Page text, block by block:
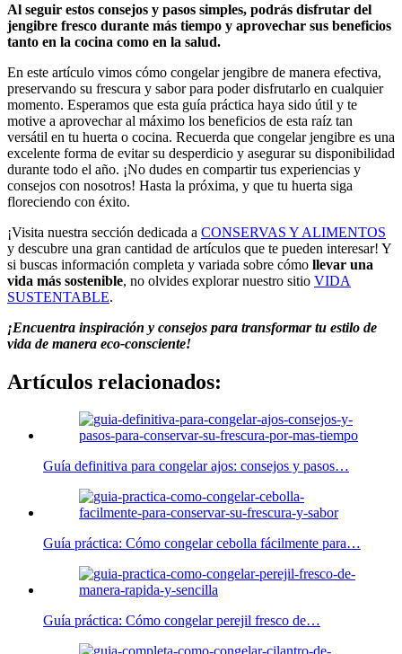
Al seguir estos consejos y pasos simples, podrás disfrutar del
jengibre fresco durante más tiempo y aprovechar sus beneficios
tanto en la cocina como en la salud.
En este artículo vimos cómo congelar jengibre de manera efectiva,
preservando su frescura y sabor para poder disfrutarlo en cualquier
momento. Esperamos que esta guía práctica haya sido útil y te
motive a aprovechar al máximo los beneficios de esta raíz tan
versátil en tu huerta o cocina. Recuerda que congelar jengibre es una
excelente forma de evitar su desperdicio y asegurar su disponibilidad
durante todo el año. ¡No dudes en compartir tus experiencias y
consejos con nosotros! Hasta la próxima, y que tu huerta siga
floreciendo con éxito.
¡Visita nuestra sección dedicada a CONSERVAS Y ALIMENTOS
y descubre una gran cantidad de artículos que te pueden interesar! Y
si buscas información completa y variada sobre cómo llevar una
vida más sostenible, no olvides explorar nuestro sitio VIDA
SUSTENTABLE.
¡Encuentra inspiración y consejos para transformar tu estilo de
vida de manera eco-consciente!
Artículos relacionados:
Guía definitiva para congelar ajos: consejos y pasos…
Guía práctica: Cómo congelar cebolla fácilmente para…
Guía práctica: Cómo congelar perejil fresco de…